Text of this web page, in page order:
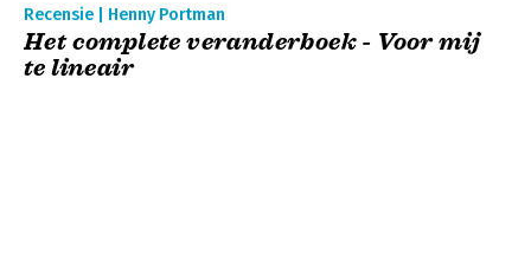
Recensie | Henny Portman
Het complete veranderboek - Voor mij
te lineair